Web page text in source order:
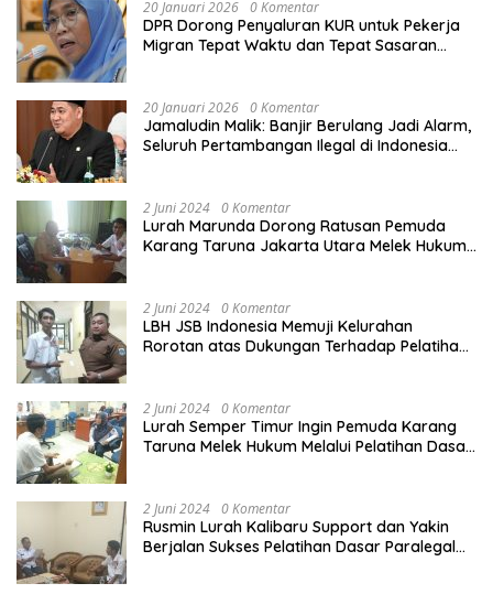
20 Januari 2026 0 Komentar
DPR Dorong Penyaluran KUR untuk Pekerja
Migran Tepat Waktu dan Tepat Sasaran
20 Januari 2026 0 Komentar
Jamaludin Malik: Banjir Berulang Jadi Alarm,
Seluruh Pertambangan Ilegal di Indonesia
2 Juni 2024 0 Komentar
Lurah Marunda Dorong Ratusan Pemuda
Karang Taruna Jakarta Utara Melek Hukum
2 Juni 2024 0 Komentar
LBH JSB Indonesia Memuji Kelurahan
Rorotan atas Dukungan Terhadap Pelatihan
2 Juni 2024 0 Komentar
Lurah Semper Timur Ingin Pemuda Karang
Taruna Melek Hukum Melalui Pelatihan Dasar
2 Juni 2024 0 Komentar
Rusmin Lurah Kalibaru Support dan Yakin
Berjalan Sukses Pelatihan Dasar Paralegal